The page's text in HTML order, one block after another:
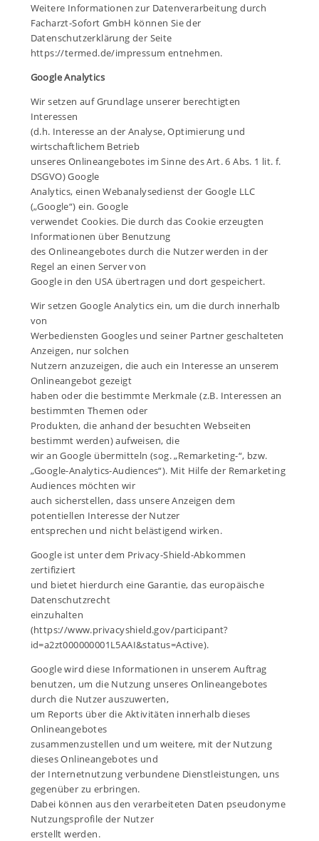
Weitere Informationen zur Datenverarbeitung durch
Facharzt-Sofort GmbH können Sie der
Datenschutzerklärung der Seite
https://termed.de/impressum entnehmen.
Google Analytics
Wir setzen auf Grundlage unserer berechtigten
Interessen
(d.h. Interesse an der Analyse, Optimierung und
wirtschaftlichem Betrieb
unseres Onlineangebotes im Sinne des Art. 6 Abs. 1 lit. f.
DSGVO) Google
Analytics, einen Webanalysedienst der Google LLC
(„Google“) ein. Google
verwendet Cookies. Die durch das Cookie erzeugten
Informationen über Benutzung
des Onlineangebotes durch die Nutzer werden in der
Regel an einen Server von
Google in den USA übertragen und dort gespeichert.
Wir setzen Google Analytics ein, um die durch innerhalb
von
Werbediensten Googles und seiner Partner geschalteten
Anzeigen, nur solchen
Nutzern anzuzeigen, die auch ein Interesse an unserem
Onlineangebot gezeigt
haben oder die bestimmte Merkmale (z.B. Interessen an
bestimmten Themen oder
Produkten, die anhand der besuchten Webseiten
bestimmt werden) aufweisen, die
wir an Google übermitteln (sog. „Remarketing-“, bzw.
„Google-Analytics-Audiences“). Mit Hilfe der Remarketing
Audiences möchten wir
auch sicherstellen, dass unsere Anzeigen dem
potentiellen Interesse der Nutzer
entsprechen und nicht belästigend wirken.
Google ist unter dem Privacy-Shield-Abkommen
zertifiziert
und bietet hierdurch eine Garantie, das europäische
Datenschutzrecht
einzuhalten
(https://www.privacyshield.gov/participant?
id=a2zt000000001L5AAI&status=Active).
Google wird diese Informationen in unserem Auftrag
benutzen, um die Nutzung unseres Onlineangebotes
durch die Nutzer auszuwerten,
um Reports über die Aktivitäten innerhalb dieses
Onlineangebotes
zusammenzustellen und um weitere, mit der Nutzung
dieses Onlineangebotes und
der Internetnutzung verbundene Dienstleistungen, uns
gegenüber zu erbringen.
Dabei können aus den verarbeiteten Daten pseudonyme
Nutzungsprofile der Nutzer
erstellt werden.